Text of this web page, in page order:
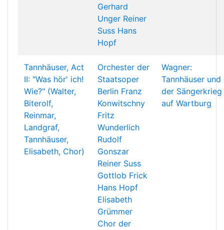
Gerhard
Unger Reiner
Suss Hans
Hopf
Tannhäuser, Act
II: "Was hör' ich!
Wie?" (Walter,
Biterolf,
Reinmar,
Landgraf,
Tannhäuser,
Elisabeth, Chor)
Orchester der
Staatsoper
Berlin Franz
Konwitschny
Fritz
Wunderlich
Rudolf
Gonszar
Reiner Suss
Gottlob Frick
Hans Hopf
Elisabeth
Grümmer
Chor der
Wagner:
Tannhäuser und
der Sängerkrieg
auf Wartburg